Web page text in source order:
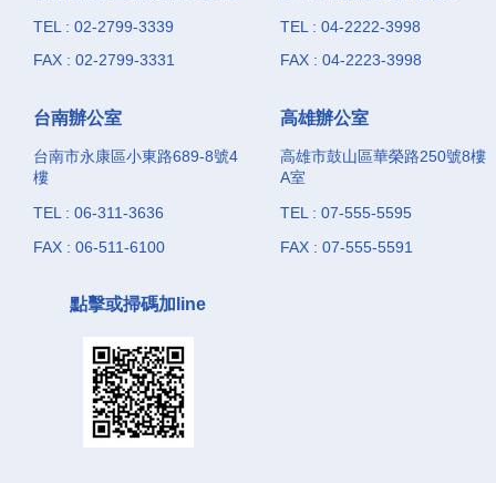
TEL : 02-2799-3339
FAX : 02-2799-3331
TEL : 04-2222-3998
FAX : 04-2223-3998
台南辦公室
台南市永康區小東路689-8號4
樓
TEL : 06-311-3636
FAX : 06-511-6100
高雄辦公室
高雄市鼓山區華榮路250號8樓
A室
TEL : 07-555-5595
FAX : 07-555-5591
點擊或掃碼加line